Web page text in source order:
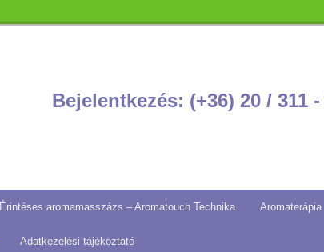
Érintéses aromamasszázs – Aromatouch Technika Aromaterápia
Adatkezelési tájékoztató
Bejelentkezés: (+36) 20 / 311 -